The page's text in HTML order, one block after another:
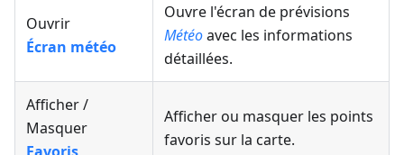
Ouvrir
Écran météo
Ouvre l'écran de prévisions
Météoavec les informations
détaillées.
Afficher /
Masquer
Afficher ou masquer les points
favoris sur la carte.